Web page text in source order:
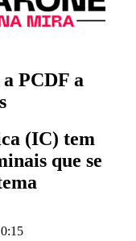
PCDF a
(IC) tem
que se